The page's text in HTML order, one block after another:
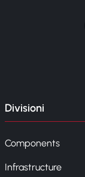
Divisioni
Components
Infrastructure